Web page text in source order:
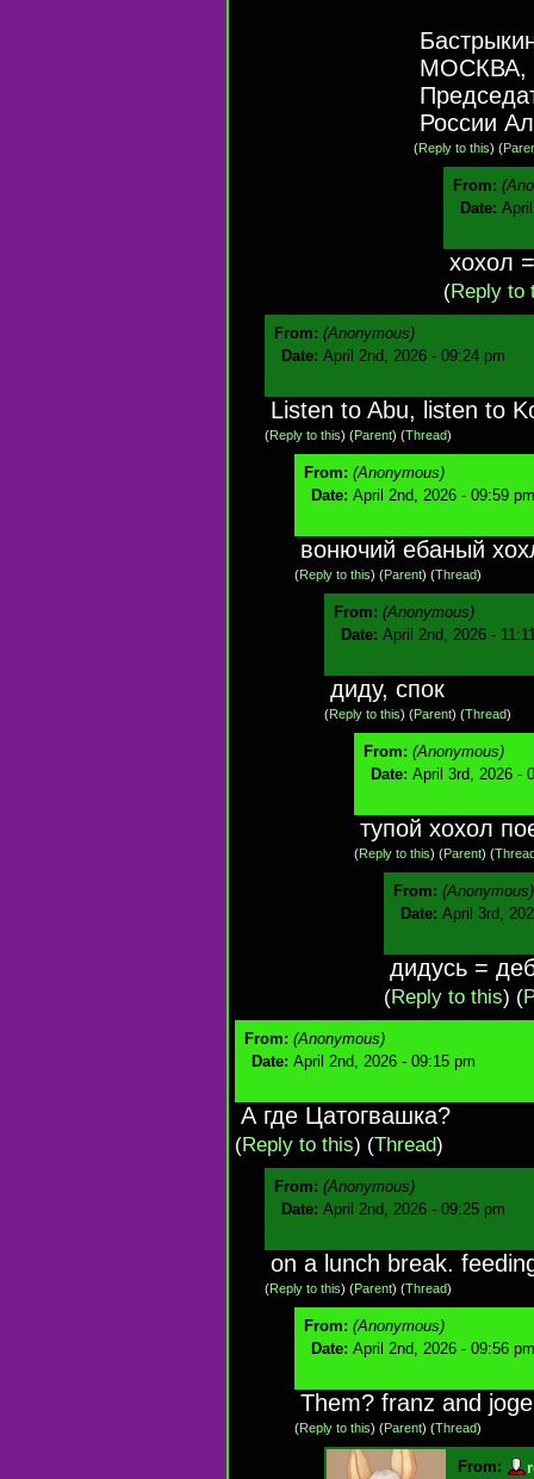
МОСКВА,
России
(Reply to this) (
From:
Date:
хохол
(Reply to
From: (Anonymous)
Date: April 2nd, 2026 - 09:24 pm
Listen to Abu, listen to
(Reply to this) (Parent) (Thread)
From: (Anonymous)
Date: April 2nd, 2026 - 09:59 pm
вонючий ебаный
(Reply to this) (Parent) (Thread)
From: (Anonymous)
Date: April 2nd, 2026 -
диду, спок
(Reply to this) (Parent) (Thread)
From: (Anonymous)
Date: April 3rd, 2026 -
тупой хохол
(Reply to this) (Parent) (
From: (Anonymous)
Date: April 3rd,
дидусь =
(Reply to this) (
From: (Anonymous)
Date: April 2nd, 2026 - 09:15 pm
А где Цатогвашка?
(Reply to this) (Thread)
From: (Anonymous)
Date: April 2nd, 2026 - 09:25 pm
on a lunch break.
(Reply to this) (Parent) (Thread)
From: (Anonymous)
Date: April 2nd, 2026 - 09:56 pm
Them? franz and
(Reply to this) (Parent) (Thread)
From: